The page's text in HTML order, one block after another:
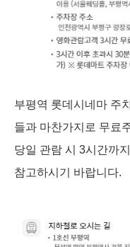
부평역 롯데시네마 주
들과 마찬가지로 무료
당일 관람 시 3시간까
참고하시기 바랍니다.